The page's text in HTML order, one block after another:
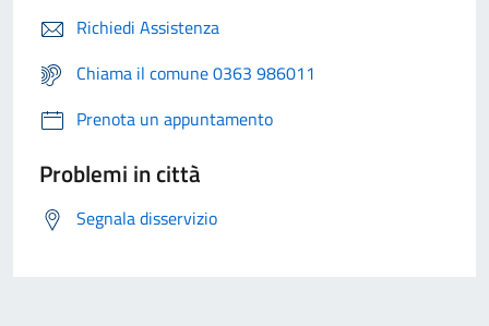
Richiedi Assistenza
Chiama il comune 0363 986011
Prenota un appuntamento
Problemi in città
Segnala disservizio